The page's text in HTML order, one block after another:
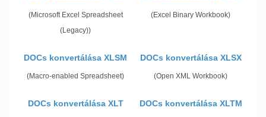
(Microsoft Excel Spreadsheet
(Legacy))
(Excel Binary Workbook)
DOCs konvertálása XLSM
(Macro-enabled Spreadsheet)
DOCs konvertálása XLSX
(Open XML Workbook)
DOCs konvertálása XLT DOCs konvertálása XLTM